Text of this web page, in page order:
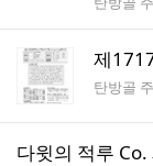
제
게시판명
탄방골
다윗의 적루